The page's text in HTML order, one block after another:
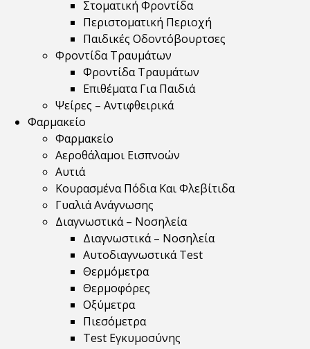
Στοματική Φροντίδα
Περιστοματική Περιοχή
Παιδικές Οδοντόβουρτσες
Φροντίδα Τραυμάτων
Φροντίδα Τραυμάτων
Επιθέματα Για Παιδιά
Ψείρες – Αντιφθειρικά
Φαρμακείο
Φαρμακείο
Αεροθάλαμοι Εισπνοών
Αυτιά
Κουρασμένα Πόδια Και Φλεβίτιδα
Γυαλιά Ανάγνωσης
Διαγνωστικά – Νοσηλεία
Διαγνωστικά – Νοσηλεία
Αυτοδιαγνωστικά Test
Θερμόμετρα
Θερμοφόρες
Οξύμετρα
Πιεσόμετρα
Test Εγκυμοσύνης